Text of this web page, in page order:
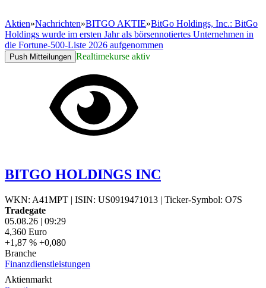
Aktien»Nachrichten»BITGO AKTIE»BitGo Holdings, Inc.: BitGo
Holdings wurde im ersten Jahr als börsennotiertes Unternehmen in
die Fortune-500-Liste 2026 aufgenommen
Push Mitteilungen Realtimekurse aktiv
BITGO HOLDINGS INC
WKN: A41MPT | ISIN: US0919471013 | Ticker-Symbol: O7S
Tradegate
05.08.26 | 09:29
4,360 Euro
+1,87 % +0,080
Branche
Finanzdienstleistungen
Aktienmarkt